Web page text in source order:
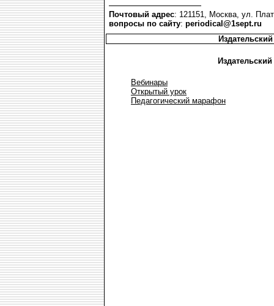
Почтовый адрес: 121151, Москва, ул.
вопросы по сайту: periodical@1sept.ru
Вебинары
Открытый урок
Педагогический марафон